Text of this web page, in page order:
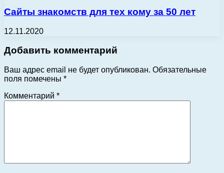
Сайты знакомств для тех кому за 50 лет
12.11.2020
Добавить комментарий
Ваш адрес email не будет опубликован. Обязательные
поля помечены *
Комментарий *